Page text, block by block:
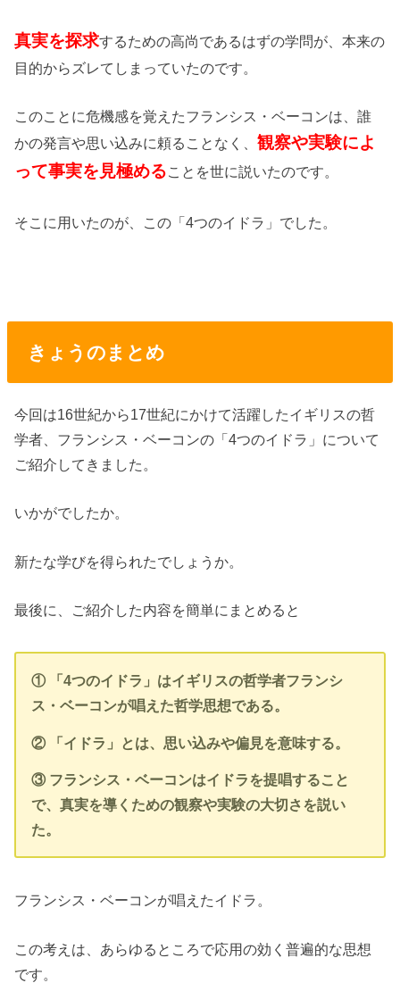
真実を探求するための高尚であるはずの学問が、本来の
目的からズレてしまっていたのです。
このことに危機感を覚えたフランシス・ベーコンは、誰
かの発言や思い込みに頼ることなく、観察や実験によ
って事実を見極めることを世に説いたのです。
そこに用いたのが、この「4つのイドラ」でした。
きょうのまとめ
今回は16世紀から17世紀にかけて活躍したイギリスの哲
学者、フランシス・ベーコンの「4つのイドラ」について
ご紹介してきました。
いかがでしたか。
新たな学びを得られたでしょうか。
最後に、ご紹介した内容を簡単にまとめると
① 「4つのイドラ」はイギリスの哲学者フランシ
ス・ベーコンが唱えた哲学思想である。
② 「イドラ」とは、思い込みや偏見を意味する。
③ フランシス・ベーコンはイドラを提唱すること
で、真実を導くための観察や実験の大切さを説い
た。
フランシス・ベーコンが唱えたイドラ。
この考えは、あらゆるところで応用の効く普遍的な思想
です。